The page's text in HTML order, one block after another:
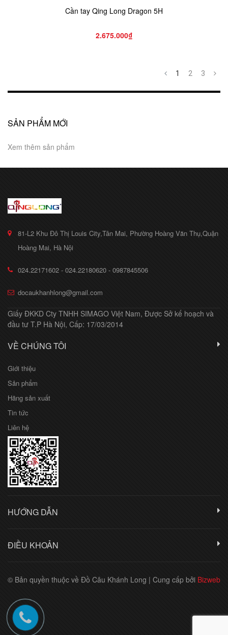
Cần tay Qing Long Dragon 5H
2.675.000₫
1 2 3
SẢN PHẨM MỚI
Xem thêm sản phẩm
81-L2 Khu Đô Thị Louis City,Tân Mai, Phường Hoàng Văn Thụ,Quận
Hoàng Mai, Hà Nội
024.22171602 - 024.22180620 - 0987845506
docaukhanhlong@gmail.com
Giấy ĐKKD Cty TNHH SIMAGO Việt Nam, Được Sở kế hoạch và
đầu tư T.P Hà Nội, Cấp: 17/03/2014
VỀ CHÚNG TÔI
Giới thiệu
Sản phẩm
Hãng sản xuất
Tin tức
Liên hệ
HƯỚNG DẪN
ĐIỀU KHOẢN
© Bản quyền thuộc về Đồ Câu Khánh Long | Cung cấp bởi Bizweb